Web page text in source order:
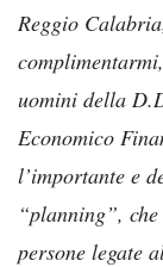
Reggio
uomini della
Economico
l’importante e
“planning”,
persone legate